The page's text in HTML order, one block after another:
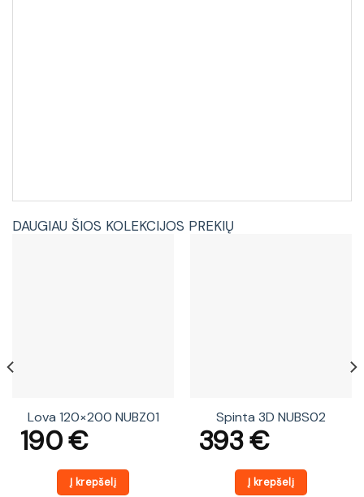
DAUGIAU ŠIOS KOLEKCIJOS PREKIŲ
Lova 120×200 NUBZ01
190€
Į krepšelį
Spinta 3D NUBS02
393€
Į krepšelį